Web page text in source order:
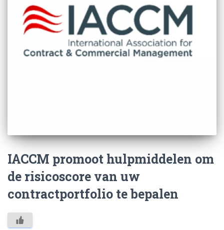
IACCM promoot hulpmiddelen om
de risicoscore van uw
contractportfolio te bepalen